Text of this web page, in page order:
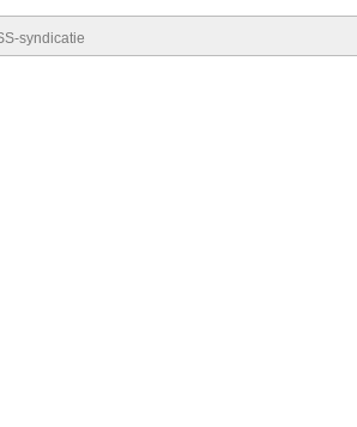
syndicatie